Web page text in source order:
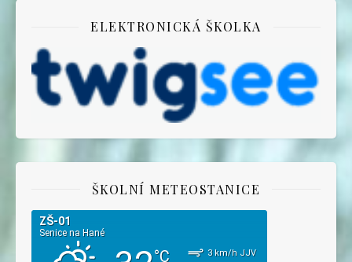
ELEKTRONICKÁ ŠKOLKA
ŠKOLNÍ METEOSTANICE